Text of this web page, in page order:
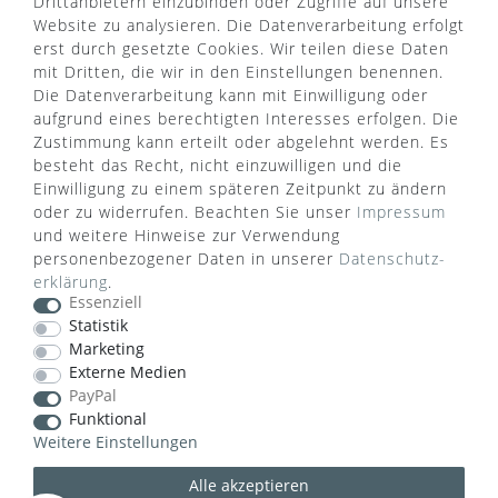
WUSSTEN SIE SCHON?
Das Käufersiegel des Händlerbunds garantiert Ihnen
100%.-ige Zahlungssicherheit, größtmöglichen
Datenschutz und Geld-zurück-Garantie bei Nicht-
oder Falschlieferung.
Website zu analysieren. Die Datenverarbeitung erfolgt
erst durch gesetzte Cookies. Wir teilen diese Daten
mit Dritten, die wir in den Einstellungen benennen.
Die Datenverarbeitung kann mit Einwilligung oder
aufgrund eines berechtigten Interesses erfolgen. Die
Zustimmung kann erteilt oder abgelehnt werden. Es
besteht das Recht, nicht einzuwilligen und die
Einwilligung zu einem späteren Zeitpunkt zu ändern
oder zu widerrufen. Beachten Sie unser Impressum
und weitere Hinweise zur Verwendung
personenbezogener Daten in unserer Daten­schutz­
erklärung.
Essenziell
Statistik
Marketing
Externe Medien
PayPal
Funktional
Weitere Einstellungen
Alle akzeptieren